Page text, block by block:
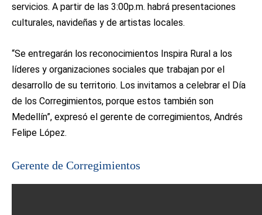
servicios. A partir de las 3:00p.m. habrá presentaciones
culturales, navideñas y de artistas locales.
“Se entregarán los reconocimientos Inspira Rural a los
líderes y organizaciones sociales que trabajan por el
desarrollo de su territorio. Los invitamos a celebrar el Día
de los Corregimientos, porque estos también son
Medellín”, expresó el gerente de corregimientos, Andrés
Felipe López.
Gerente de Corregimientos